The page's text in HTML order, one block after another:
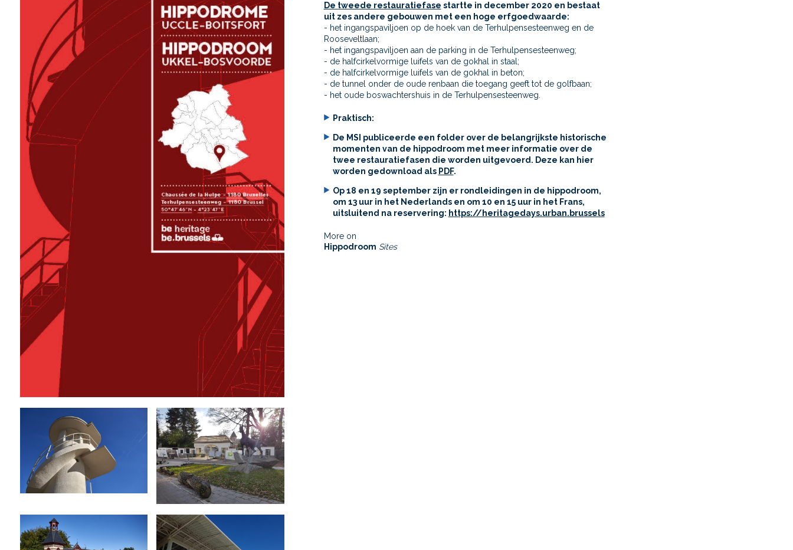
De tweede restauratiefase startte in december 2020 en bestaat
uit zes andere gebouwen met een hoge erfgoedwaarde:
- het ingangspaviljoen op de hoek van de Terhulpensesteenweg en de
Rooseveltlaan;
- het ingangspaviljoen aan de parking in de Terhulpensesteenweg;
- de halfcirkelvormige luifels van de gokhal in staal;
- de halfcirkelvormige luifels van de gokhal in beton;
- de tunnel onder de oude renbaan die toegang geeft tot de golfbaan;
- het oude boswachtershuis in de Terhulpensesteenweg.
Praktisch:
De MSI publiceerde een folder over de belangrijkste historische
momenten van de hippodroom met meer informatie over de
twee restauratiefasen die worden uitgevoerd. Deze kan hier
worden gedownload als PDF.
Op 18 en 19 september zijn er rondleidingen in de hippodroom,
om 13 uur in het Nederlands en om 10 en 15 uur in het Frans,
uitsluitend na reservering: https://heritagedays.urban.brussels
More on
Hippodroom Sites